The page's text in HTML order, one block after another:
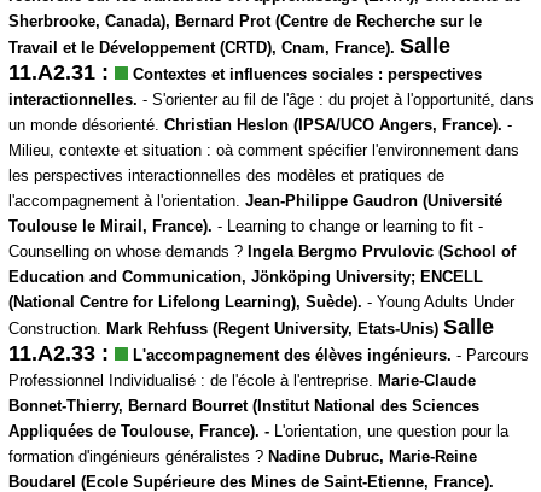
Sherbrooke, Canada), Bernard Prot (Centre de Recherche sur le
Travail et le Développement (CRTD), Cnam, France). Salle
11.A2.31 :
Contextes et influences sociales : perspectives
interactionnelles. - S'orienter au fil de l'âge : du projet à l'opportunité, dans
un monde désorienté. Christian Heslon (IPSA/UCO Angers, France). -
Milieu, contexte et situation : oà comment spécifier l'environnement dans
les perspectives interactionnelles des modèles et pratiques de
l'accompagnement à l'orientation. Jean-Philippe Gaudron (Université
Toulouse le Mirail, France). - Learning to change or learning to fit -
Counselling on whose demands ? Ingela Bergmo Prvulovic (School of
Education and Communication, Jönköping University; ENCELL
(National Centre for Lifelong Learning), Suède). - Young Adults Under
Construction. Mark Rehfuss (Regent University, Etats-Unis) Salle
11.A2.33 :
L'accompagnement des élèves ingénieurs. - Parcours
Professionnel Individualisé : de l'école à l'entreprise. Marie-Claude
Bonnet-Thierry, Bernard Bourret (Institut National des Sciences
Appliquées de Toulouse, France). - L'orientation, une question pour la
formation d'ingénieurs généralistes ? Nadine Dubruc, Marie-Reine
Boudarel (Ecole Supérieure des Mines de Saint-Etienne, France).